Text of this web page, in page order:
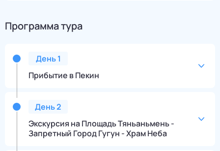
Программа тура
День1
Прибытие в Пекин
День2
Экскурсия на Площадь Тяньаньмень -
Запретный Город Гугун - Храм Неба